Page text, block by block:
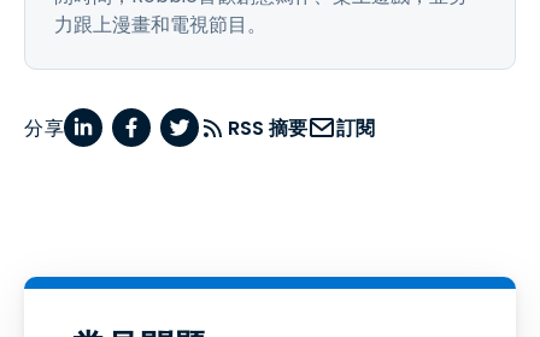
力跟上漫畫和電視節目。
分享 RSS 摘要 訂閱